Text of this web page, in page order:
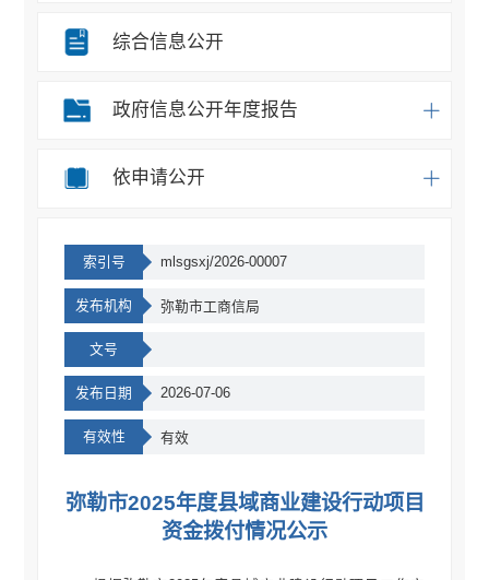
综合信息公开
政府信息公开年度报告
依申请公开
索引号 mlsgsxj/2026-00007
发布机构 弥勒市工商信局
文号
发布日期 2026-07-06
有效性 有效
弥勒市2025年度县域商业建设行动项目
资金拨付情况公示